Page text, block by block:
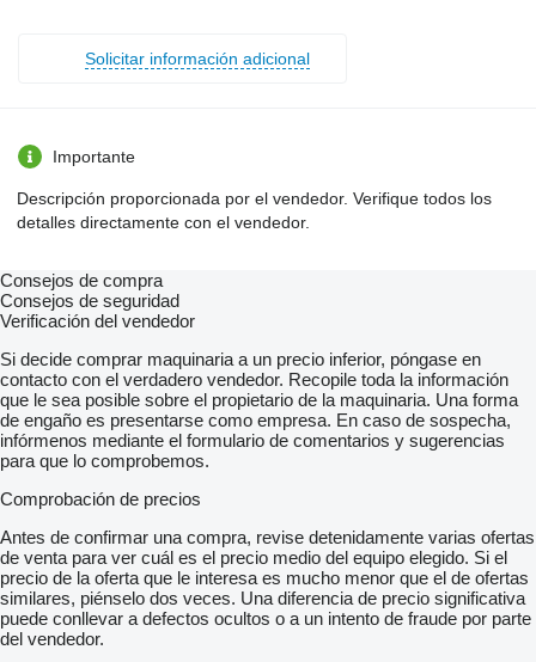
Solicitar información adicional
Importante
Descripción proporcionada por el vendedor. Verifique todos los
detalles directamente con el vendedor.
Consejos de compra
Consejos de seguridad
Verificación del vendedor
Si decide comprar maquinaria a un precio inferior, póngase en
contacto con el verdadero vendedor. Recopile toda la información
que le sea posible sobre el propietario de la maquinaria. Una forma
de engaño es presentarse como empresa. En caso de sospecha,
infórmenos mediante el formulario de comentarios y sugerencias
para que lo comprobemos.
Comprobación de precios
Antes de confirmar una compra, revise detenidamente varias ofertas
de venta para ver cuál es el precio medio del equipo elegido. Si el
precio de la oferta que le interesa es mucho menor que el de ofertas
similares, piénselo dos veces. Una diferencia de precio significativa
puede conllevar a defectos ocultos o a un intento de fraude por parte
del vendedor.